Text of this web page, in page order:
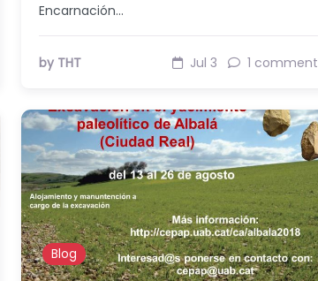
Encarnación…
by THT Jul 3 1 comment
Blog